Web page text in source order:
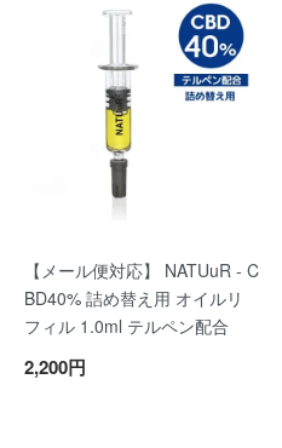
【メール便対応】 NATUuR - C
BD40% 詰め替え用 オイルリ
フィル 1.0ml テルペン配合
2,200円